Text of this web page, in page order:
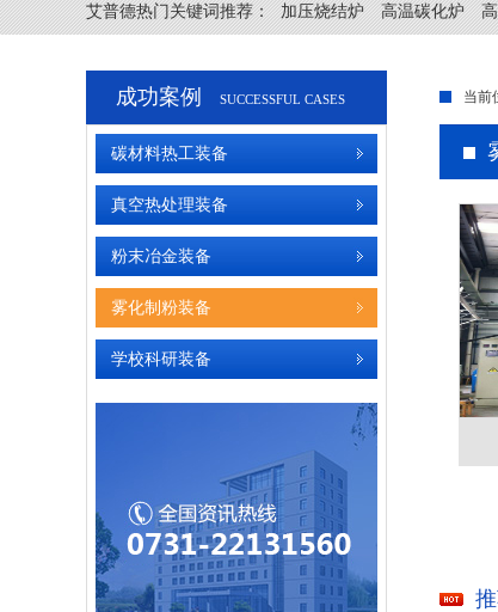
艾普德热门关键词推荐： 加压烧结炉 高温碳化炉
成功案例 SUCCESSFUL CASES
碳材料热工装备
真空热处理装备
粉末冶金装备
雾化制粉装备
学校科研装备
当前